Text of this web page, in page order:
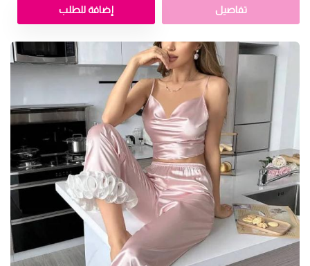
تفاصيل إضافة للطلب